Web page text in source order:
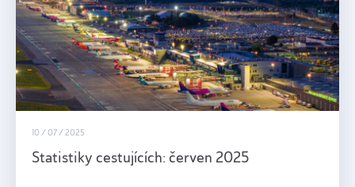
10 / 07 / 2025
Statistiky cestujících: červen 2025